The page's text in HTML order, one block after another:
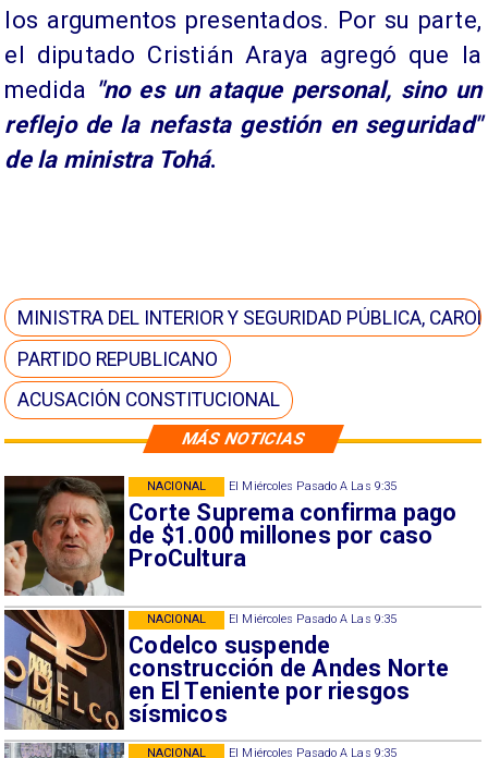
MÁS NOTICIAS
El Miércoles Pasado A Las 9:35
Corte Suprema confirma pago
de $1.000 millones por caso
ProCultura
NACIONAL
El Miércoles Pasado A Las 9:35
Codelco suspende
construcción de Andes Norte
en El Teniente por riesgos
sísmicos
NACIONAL
El Miércoles Pasado A Las 9:35
NACIONAL
los argumentos presentados. Por su parte,
el diputado Cristián Araya agregó que la
medida "no es un ataque personal, sino un
reflejo de la nefasta gestión en seguridad"
de la ministra Tohá.
MINISTRA DEL INTERIOR Y SEGURIDAD PÚBLICA,
PARTIDO REPUBLICANO
ACUSACIÓN CONSTITUCIONAL